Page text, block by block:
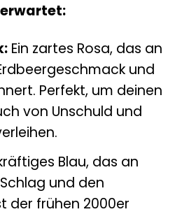
Ein zartes Rosa, das an
und
Perfekt, um deinen
von Unschuld und
Blau, das an
und den
der frühen 2000er